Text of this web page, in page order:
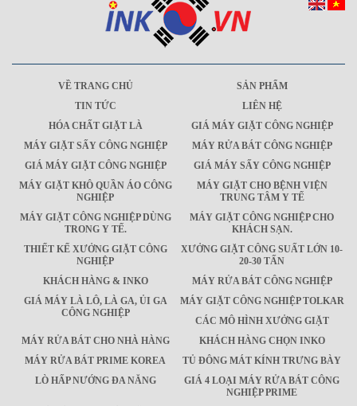
VỀ TRANG CHỦ
SẢN PHẨM
TIN TỨC
LIÊN HỆ
HÓA CHẤT GIẶT LÀ
GIÁ MÁY GIẶT CÔNG NGHIỆP
MÁY GIẶT SẤY CÔNG NGHIỆP
MÁY RỬA BÁT CÔNG NGHIỆP
GIÁ MÁY GIẶT CÔNG NGHIỆP
GIÁ MÁY SẤY CÔNG NGHIỆP
MÁY GIẶT KHÔ QUẦN ÁO CÔNG
NGHIỆP
MÁY GIẶT CHO BỆNH VIỆN
TRUNG TÂM Y TẾ
MÁY GIẶT CÔNG NGHIỆP DÙNG
TRONG Y TẾ.
MÁY GIẶT CÔNG NGHIỆP CHO
KHÁCH SẠN.
THIẾT KẾ XƯỞNG GIẶT CÔNG
NGHIỆP
XƯỞNG GIẶT CÔNG SUẤT LỚN 10-
20-30 TẤN
KHÁCH HÀNG & INKO
MÁY RỬA BÁT CÔNG NGHIỆP
GIÁ MÁY LÀ LÔ, LÀ GA, ỦI GA
CÔNG NGHIỆP
MÁY GIẶT CÔNG NGHIỆP TOLKAR
CÁC MÔ HÌNH XƯỞNG GIẶT
MÁY RỬA BÁT CHO NHÀ HÀNG
KHÁCH HÀNG CHỌN INKO
MÁY RỬA BÁT PRIME KOREA
TỦ ĐÔNG MÁT KÍNH TRƯNG BÀY
LÒ HẤP NƯỚNG ĐA NĂNG
GIÁ 4 LOẠI MÁY RỬA BÁT CÔNG
NGHIỆP PRIME